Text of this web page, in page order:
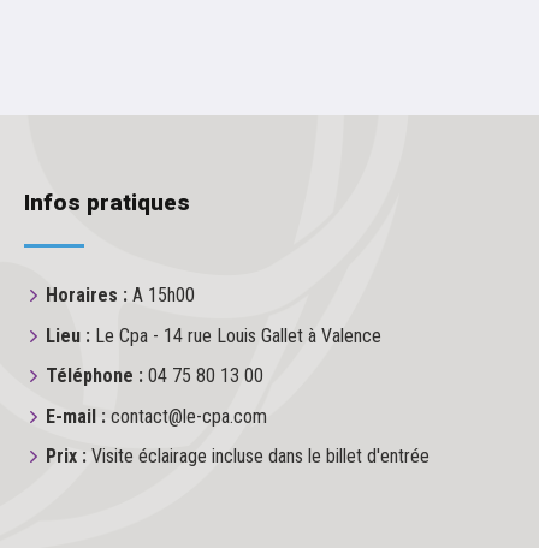
Infos pratiques
Horaires : A 15h00
Lieu : Le Cpa - 14 rue Louis Gallet à Valence
Téléphone : 04 75 80 13 00
E-mail : contact@le-cpa.com
Prix : Visite éclairage incluse dans le billet d'entrée